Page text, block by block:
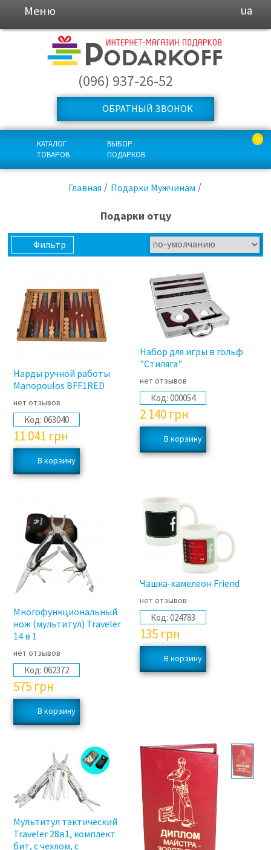
Меню ua
(096) 937-26-52
ОБРАТНЫЙ ЗВОНОК
КАТАЛОГ
ТОВАРОВ
ВЫБОР
ПОДАРКОВ
0
Главная Подарки Мужчинам
Подарки отцу
Фильтр
Нарды ручной работы
Manopoulos BFF1RED
нет отзывов
Код: 063040
11 041 грн
Набор для игры в гольф
"Стиляга"
нет отзывов
Код: 000054
2 140 грн
Многофункциональный
нож (мультитул) Traveler
14 в 1
нет отзывов
Код: 062372
575 грн
Чашка-хамелеон Friend
нет отзывов
Код: 024783
135 грн
Мультитул тактический
Traveler 28в1, комплект
бит, с чехлом, с